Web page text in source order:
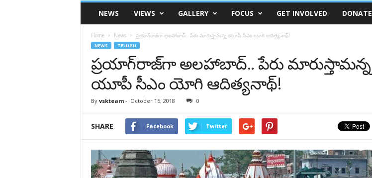
VSK
TelanganaNEWS VIEWS GALLERY FOCUS GET INVOLVED DONATE
Home News ప్రయాగ్‌రాజ్‌గా అలహాబాద్.. పేరు మారుస్తామన్న యూపీ సీఎం యోగి ఆదిత్యనాథ్!
NEWS TELUGU
ప్రయాగ్‌రాజ్‌గా అలహాబాద్.. పేరు మారుస్తామన్న
యూపీ సీఎం యోగి ఆదిత్యనాథ్!
By vskteam- October 15, 2018 0
SHARE Facebook Twitter